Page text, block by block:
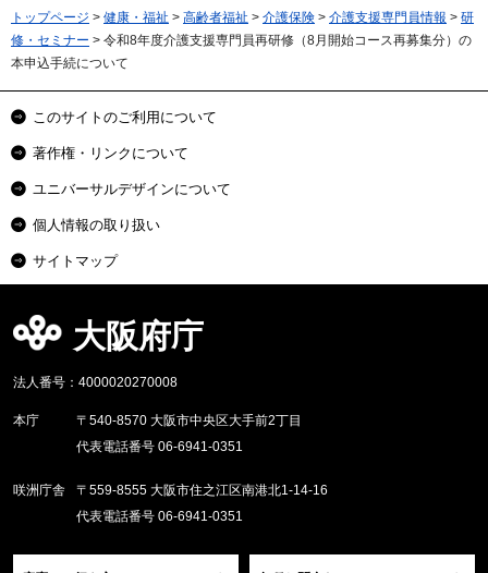
トップページ > 健康・福祉 > 高齢者福祉 > 介護保険 > 介護支援専門員情報 > 研
修・セミナー > 令和8年度介護支援専門員再研修（8月開始コース再募集分）の
本申込手続について
このサイトのご利用について
著作権・リンクについて
ユニバーサルデザインについて
個人情報の取り扱い
サイトマップ
大阪府庁
法人番号：4000020270008
本庁
〒540-8570 大阪市中央区大手前2丁目
代表電話番号 06-6941-0351
咲洲庁舎
〒559-8555 大阪市住之江区南港北1-14-16
代表電話番号 06-6941-0351